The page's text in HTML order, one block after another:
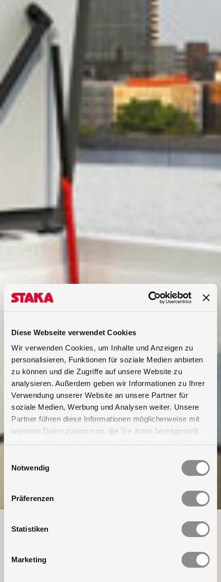
Diese Webseite verwendet Cookies
Wir verwenden Cookies, um Inhalte und Anzeigen zu
personalisieren, Funktionen für soziale Medien anbieten
zu können und die Zugriffe auf unsere Website zu
analysieren. Außerdem geben wir Informationen zu Ihrer
Verwendung unserer Website an unsere Partner für
soziale Medien, Werbung und Analysen weiter. Unsere
Partner führen diese Informationen möglicherweise mit
weiteren Daten zusammen, die Sie ihnen bereitgestellt
Notwendig
Präferenzen
Statistiken
Marketing
Sicherheit auf dem Dach und
Sicherheit ist sowohl für den Dachzugang wie auch